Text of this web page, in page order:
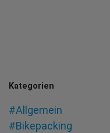
Kategorien
#Allgemein
#Bikepacking